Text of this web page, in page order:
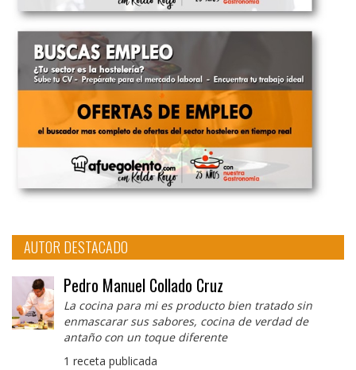
AUTOR DESTACADO
Pedro Manuel Collado Cruz
La cocina para mi es producto bien tratado sin
enmascarar sus sabores, cocina de verdad de
antaño con un toque diferente
1 receta publicada